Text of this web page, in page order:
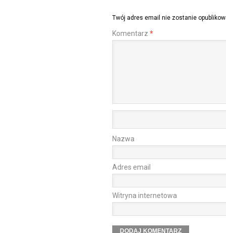
Twój adres email nie zostanie
Komentarz *
Nazwa
Adres email
Witryna internetowa